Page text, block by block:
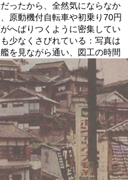
ったから、全然気にならなか
原動機付自転車や初乗り70円
へばりつくように密集してい
少なくさびれている：写真は
を見ながら通い、図工の時間